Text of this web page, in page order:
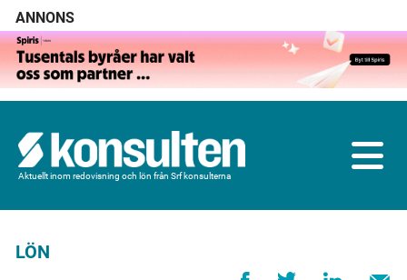
ANNONS
Aktuellt inom redovisning och lön från Srf konsulterna
LÖN